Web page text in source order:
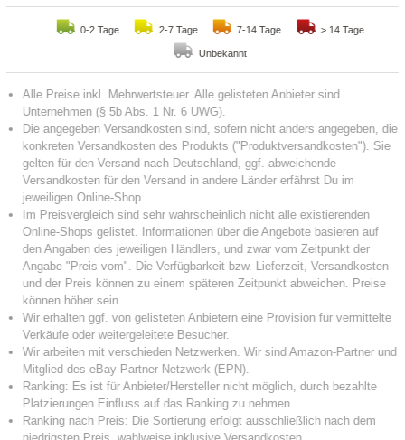
0-2 Tage 2-7 Tage 7-14 Tage > 14 Tage
Unbekannt